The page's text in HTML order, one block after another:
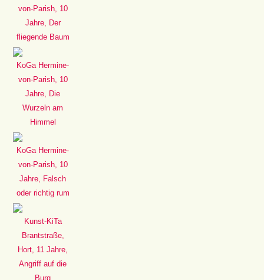
von-Parish, 10
Jahre, Der
fliegende Baum
KoGa Hermine-
von-Parish, 10
Jahre, Die
Wurzeln am
Himmel
KoGa Hermine-
von-Parish, 10
Jahre, Falsch
oder richtig rum
Kunst-KiTa
Brantstraße,
Hort, 11 Jahre,
Angriff auf die
Burg